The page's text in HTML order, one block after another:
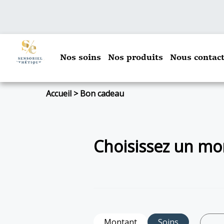
Nos soins Nos produits Nous
Accueil>Bon cadeau
Choisissez un